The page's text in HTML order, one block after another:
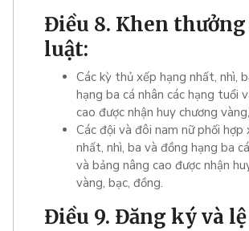
Điều 8. Khen
luật:
Các kỳ thủ xếp hạng nhất, nhì,
hạng ba cá nhân các hạng tuổi
cao được nhận huy chương
Các đội và đôi nam nữ phối hợp
nhất, nhì, ba và đồng hạng ba
và bảng nâng cao được nhận
vàng, bạc, đồng.
Điều 9. Đăng ký và